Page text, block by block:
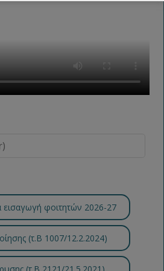
εισαγωγή φοιτητών 2026-27
(τ.B 1007/12.2.2024)